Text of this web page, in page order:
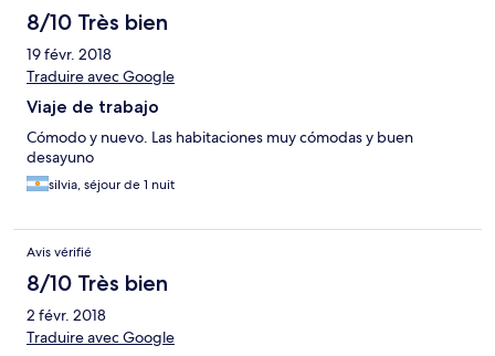
8/10 Très bien
19 févr. 2018
Traduire avec Google
Viaje de trabajo
Cómodo y nuevo. Las habitaciones muy cómodas y buen
desayuno
silvia, séjour de 1 nuit
Avis vérifié
8/10 Très bien
2 févr. 2018
Traduire avec Google